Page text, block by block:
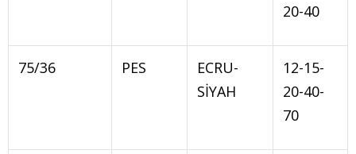
20-40
75/36 PES
ECRU-
SİYAH
12-15-
20-40-
70